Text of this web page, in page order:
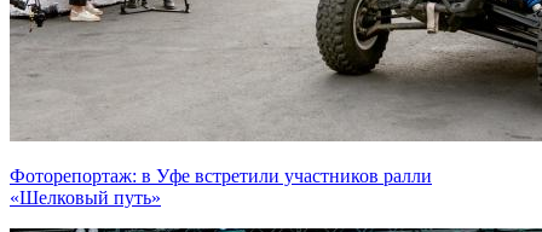
Фоторепортаж: в Уфе встретили участников ралли
«Шелковый путь»